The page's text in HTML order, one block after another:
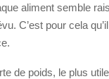
aliment semble
C’est pour cela
de poids, le plus